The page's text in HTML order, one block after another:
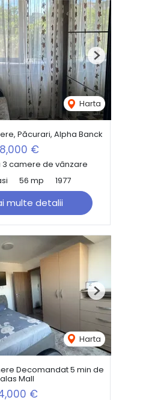
Harta
Next
Păcurari, Alpha Banck
€
camere de vânzare
56 mp 1977
multe detalii
Harta
Next
Decomandat 5 min de
Mall
€